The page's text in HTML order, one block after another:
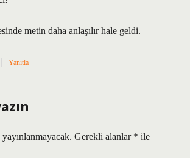
metin daha anlaşılırhale geldi.
Yanıtla
Gerekli alanlar * ile